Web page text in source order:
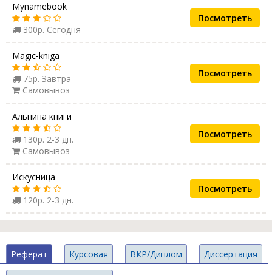
Mynamebook
300р. Сегодня
Посмотреть
Magic-kniga
75р. Завтра
Самовывоз
Посмотреть
Альпина книги
130р. 2-3 дн.
Самовывоз
Посмотреть
Искусница
120р. 2-3 дн.
Посмотреть
Реферат Курсовая ВКР/Диплом Диссертация